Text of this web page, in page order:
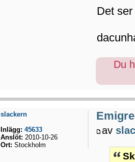
Det
Du
av
slackern
Inlägg: 45633
Anslöt: 2010-10-26
Ort: Stockholm